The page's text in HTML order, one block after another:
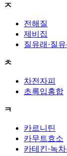
ㅈ
전해질
제비집
질유래·질
ㅊ
차전자피
초록입홍합
ㅋ
카르니틴
카무트효소
카테킨·녹